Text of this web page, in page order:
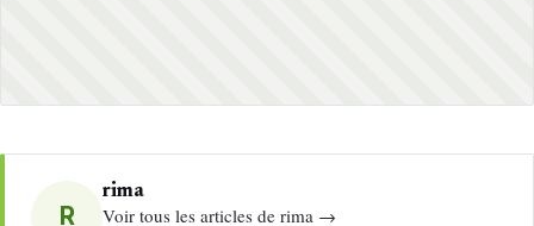
R
rima
Voir tous les articles de rima →